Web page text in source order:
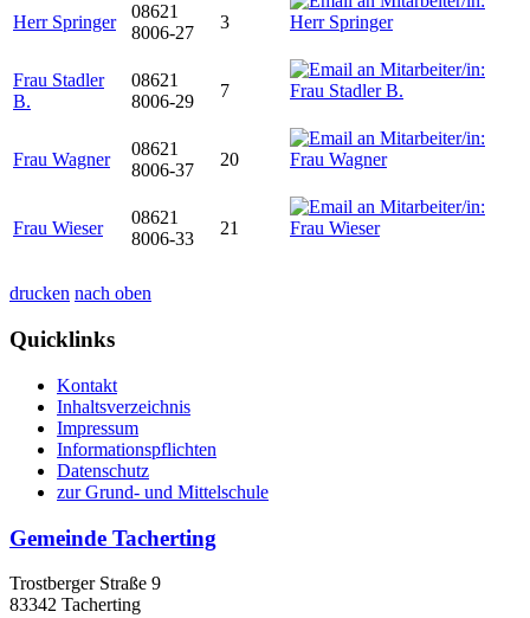
Herr Springer
08621
8006-27
3
Frau Stadler
B.
08621
8006-29
7
Frau Wagner
08621
8006-37
20
Frau Wieser
08621
8006-33
21
drucken nach oben
Quicklinks
Kontakt
Inhaltsverzeichnis
Impressum
Informationspflichten
Datenschutz
zur Grund- und Mittelschule
Gemeinde Tacherting
Trostberger Straße 9
83342 Tacherting